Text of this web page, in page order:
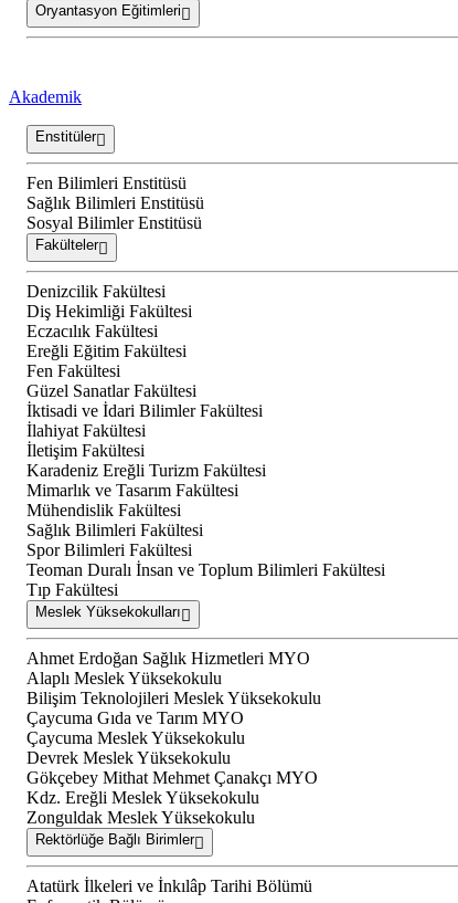
Oryantasyon Eğitimleri
Akademik
Enstitüler
Fen Bilimleri Enstitüsü
Sağlık Bilimleri Enstitüsü
Sosyal Bilimler Enstitüsü
Fakülteler
Denizcilik Fakültesi
Diş Hekimliği Fakültesi
Eczacılık Fakültesi
Ereğli Eğitim Fakültesi
Fen Fakültesi
Güzel Sanatlar Fakültesi
İktisadi ve İdari Bilimler Fakültesi
İlahiyat Fakültesi
İletişim Fakültesi
Karadeniz Ereğli Turizm Fakültesi
Mimarlık ve Tasarım Fakültesi
Mühendislik Fakültesi
Sağlık Bilimleri Fakültesi
Spor Bilimleri Fakültesi
Teoman Duralı İnsan ve Toplum Bilimleri Fakültesi
Tıp Fakültesi
Meslek Yüksekokulları
Ahmet Erdoğan Sağlık Hizmetleri MYO
Alaplı Meslek Yüksekokulu
Bilişim Teknolojileri Meslek Yüksekokulu
Çaycuma Gıda ve Tarım MYO
Çaycuma Meslek Yüksekokulu
Devrek Meslek Yüksekokulu
Gökçebey Mithat Mehmet Çanakçı MYO
Kdz. Ereğli Meslek Yüksekokulu
Zonguldak Meslek Yüksekokulu
Rektörlüğe Bağlı Birimler
Atatürk İlkeleri ve İnkılâp Tarihi Bölümü